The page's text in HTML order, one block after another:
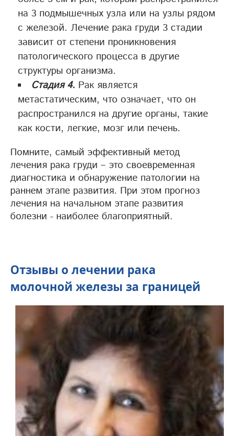
на 3 подмышечных узла или на узлы рядом
с железой. Лечение рака груди 3 стадии
зависит от степени проникновения
патологического процесса в другие
структуры организма.
Стадия 4. Рак является
метастатическим, что означает, что он
распространился на другие органы, такие
как кости, легкие, мозг или печень.
Помните, самый эффективный метод
лечения рака груди – это своевременная
диагностика и обнаружение патологии на
раннем этапе развития. При этом прогноз
лечения на начальном этапе развития
болезни - наиболее благоприятный.
Отзывы о лечении рака
молочной железы за границей